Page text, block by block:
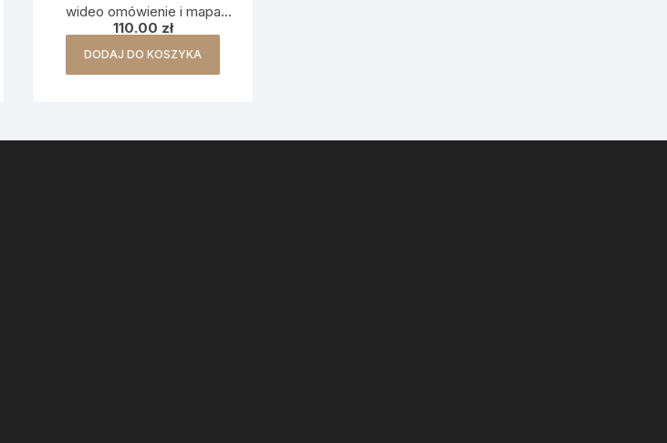
wideo omówienie i mapa
myśli
110.00 zł
DODAJ DO KOSZYKA